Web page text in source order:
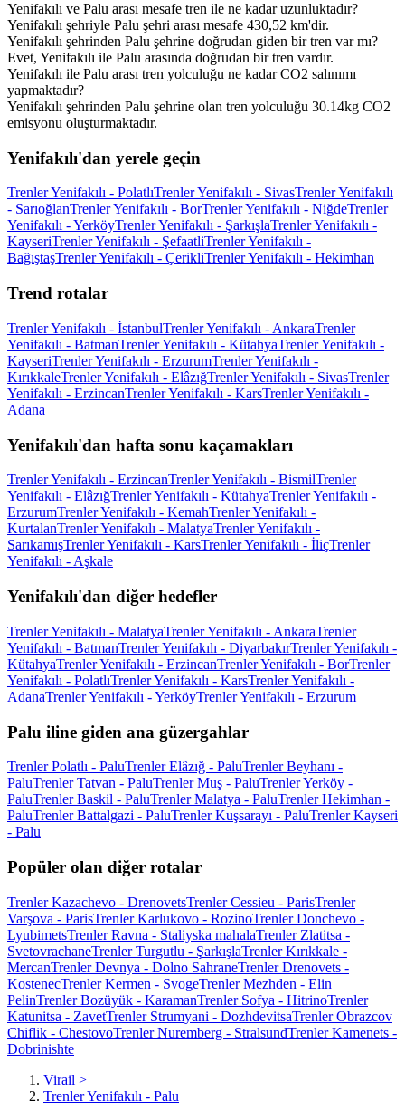
Yenifakılı ve Palu arası mesafe tren ile ne kadar uzunluktadır?
Yenifakılı şehriyle Palu şehri arası mesafe 430,52 km'dir.
Yenifakılı şehrinden Palu şehrine doğrudan giden bir tren var mı?
Evet, Yenifakılı ile Palu arasında doğrudan bir tren vardır.
Yenifakılı ile Palu arası tren yolculuğu ne kadar CO2 salınımı
yapmaktadır?
Yenifakılı şehrinden Palu şehrine olan tren yolculuğu 30.14kg CO2
emisyonu oluşturmaktadır.
Yenifakılı'dan yerele geçin
Trenler Yenifakılı - PolatlıTrenler Yenifakılı - SivasTrenler Yenifakılı
- SarıoğlanTrenler Yenifakılı - BorTrenler Yenifakılı - NiğdeTrenler
Yenifakılı - YerköyTrenler Yenifakılı - ŞarkışlaTrenler Yenifakılı -
KayseriTrenler Yenifakılı - ŞefaatliTrenler Yenifakılı -
BağıştaşTrenler Yenifakılı - ÇerikliTrenler Yenifakılı - Hekimhan
Trend rotalar
Trenler Yenifakılı - İstanbulTrenler Yenifakılı - AnkaraTrenler
Yenifakılı - BatmanTrenler Yenifakılı - KütahyaTrenler Yenifakılı -
KayseriTrenler Yenifakılı - ErzurumTrenler Yenifakılı -
KırıkkaleTrenler Yenifakılı - ElâzığTrenler Yenifakılı - SivasTrenler
Yenifakılı - ErzincanTrenler Yenifakılı - KarsTrenler Yenifakılı -
Adana
Yenifakılı'dan hafta sonu kaçamakları
Trenler Yenifakılı - ErzincanTrenler Yenifakılı - BismilTrenler
Yenifakılı - ElâzığTrenler Yenifakılı - KütahyaTrenler Yenifakılı -
ErzurumTrenler Yenifakılı - KemahTrenler Yenifakılı -
KurtalanTrenler Yenifakılı - MalatyaTrenler Yenifakılı -
SarıkamışTrenler Yenifakılı - KarsTrenler Yenifakılı - İliçTrenler
Yenifakılı - Aşkale
Yenifakılı'dan diğer hedefler
Trenler Yenifakılı - MalatyaTrenler Yenifakılı - AnkaraTrenler
Yenifakılı - BatmanTrenler Yenifakılı - DiyarbakırTrenler Yenifakılı -
KütahyaTrenler Yenifakılı - ErzincanTrenler Yenifakılı - BorTrenler
Yenifakılı - PolatlıTrenler Yenifakılı - KarsTrenler Yenifakılı -
AdanaTrenler Yenifakılı - YerköyTrenler Yenifakılı - Erzurum
Palu iline giden ana güzergahlar
Trenler Polatlı - PaluTrenler Elâzığ - PaluTrenler Beyhanı -
PaluTrenler Tatvan - PaluTrenler Muş - PaluTrenler Yerköy -
PaluTrenler Baskil - PaluTrenler Malatya - PaluTrenler Hekimhan -
PaluTrenler Battalgazi - PaluTrenler Kuşsarayı - PaluTrenler Kayseri
- Palu
Popüler olan diğer rotalar
Trenler Kazachevo - DrenovetsTrenler Cessieu - ParisTrenler
Varşova - ParisTrenler Karlukovo - RozinoTrenler Donchevo -
LyubimetsTrenler Ravna - Staliyska mahalaTrenler Zlatitsa -
SvetovrachaneTrenler Turgutlu - ŞarkışlaTrenler Kırıkkale -
MercanTrenler Devnya - Dolno SahraneTrenler Drenovets -
KostenecTrenler Kermen - SvogeTrenler Mezhden - Elin
PelinTrenler Bozüyük - KaramanTrenler Sofya - HitrinoTrenler
Katunitsa - ZavetTrenler Strumyani - DozhdevitsaTrenler Obrazcov
Chiflik - ChestovoTrenler Nuremberg - StralsundTrenler Kamenets -
Dobrinishte
Virail >
Trenler Yenifakılı - Palu